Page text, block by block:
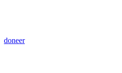
doneer